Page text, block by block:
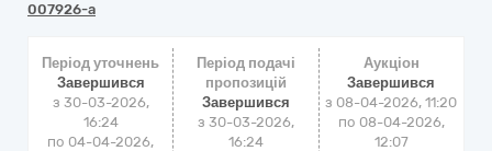
007926-a
Період уточнень
Завершився
з 30-03-2026,
16:24
по 04-04-2026,
Період подачі
пропозицій
Завершився
з 30-03-2026,
16:24
Аукціон
Завершився
з 08-04-2026, 11:20
по 08-04-2026,
12:07